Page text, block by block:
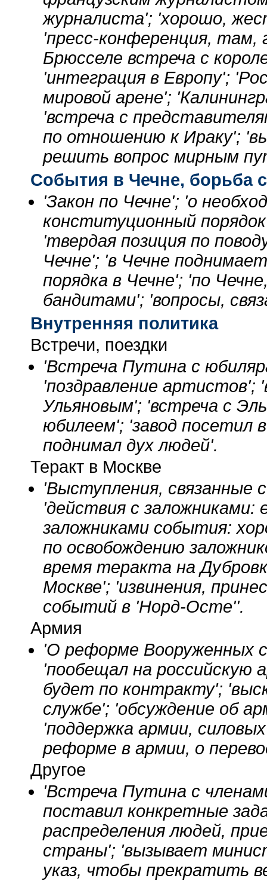
журналиста'; 'хорошо,
'пресс-конференция, там,
Брюсселе встреча с
'интеграция в Европу';
мировой арене';
'встреча с
по отношению к Ираку';
решить вопрос мирным
События в Чечне, борьба
'Закон по Чечне'; 'о
конституционный
'твердая позиция по
Чечне'; 'в Чечне
порядка в Чечне'; 'по
бандитами'; 'вопросы,
Внутренняя политика
Встречи, поездки
'Встреча Путина с
'поздравление артистов';
Ульяновым'; 'встреча с
юбилеем'; 'завод посетил
поднимал дух людей'.
Теракт в Москве
'Выступления,
'действия с заложниками:
заложниками события:
по освобождению
время теракта на
Москве'; 'извинения,
событий в 'Норд-Осте''.
Армия
'О реформе Вооруженных
'пообещал на российскую
будет по контракту';
службе'; 'обсуждение об
'поддержка армии,
реформе в армии, о
Другое
'Встреча Путина с
поставил конкретные
распределения людей,
страны'; 'вызывает
указ, чтобы прекратить